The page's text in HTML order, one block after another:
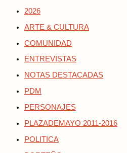
2026
ARTE & CULTURA
COMUNIDAD
ENTREVISTAS
NOTAS DESTACADAS
PDM
PERSONAJES
PLAZADEMAYO 2011-2016
POLITICA